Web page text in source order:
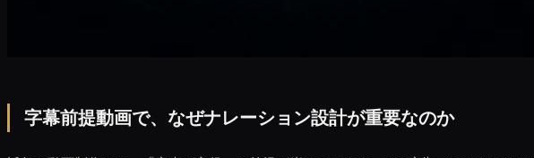
字幕前提動画で、なぜナレーション設計が重要なのか